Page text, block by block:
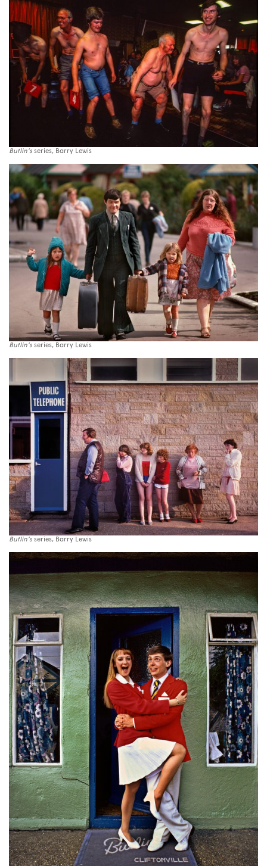
Butlin’s series, Barry Lewis
Butlin’s series, Barry Lewis
Butlin’s series, Barry Lewis